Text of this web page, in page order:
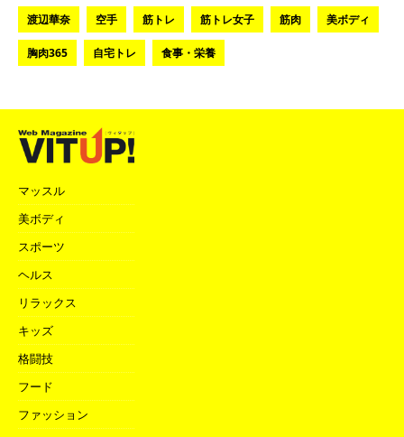
渡辺華奈 空手 筋トレ 筋トレ女子 筋肉 美ボディ
胸肉365 自宅トレ 食事・栄養
マッスル
美ボディ
スポーツ
ヘルス
リラックス
キッズ
格闘技
フード
ファッション